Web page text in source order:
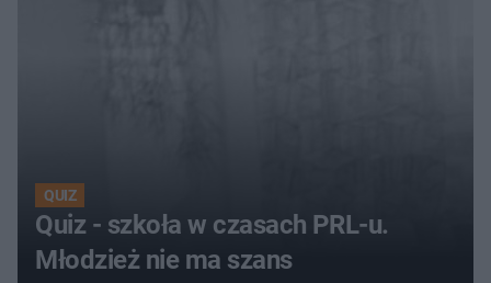
QUIZ
Quiz - szkoła w czasach PRL-u.
Młodzież nie ma szans